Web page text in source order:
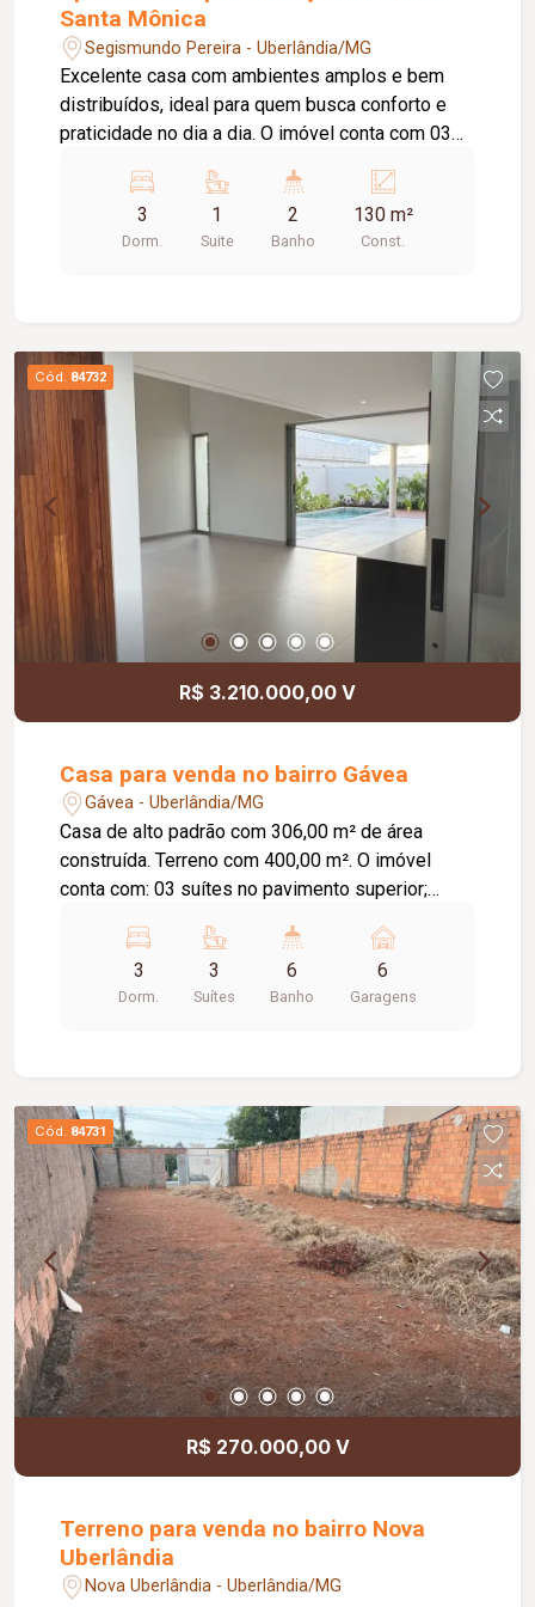
Santa Mônica
Segismundo Pereira - Uberlândia/MG
Excelente casa com ambientes amplos e bem
distribuídos, ideal para quem busca conforto e
praticidade no dia a dia. O imóvel conta com 03
ambientes, 01 cozinha com armário sob a pia, 01
área de serviço, 01 banheiro social com armário
sob a pia e 01 vaga de garagem. Uma excelente
3
Dorm.
1
Suite
2
Banho
130 m²
Const.
Cód. 84732
R$ 3.210.000,00 V
Casa para venda no bairro Gávea
Gávea - Uberlândia/MG
Casa de alto padrão com 306,00 m² de área
construída. Terreno com 400,00 m². O imóvel
conta com: 03 suítes no pavimento superior;
privativo; 06 banheiros, sendo 03 nas suítes e 03
no pavimento térreo; Sala ampla com ambientes
integrados; Área gourmet espaçosa; Piscina com
Jardins automatizados; Paisagismo completo;
Zenital em blindex com abertura automática;
Portas e janelas automatizadas; Sistema de
energia fotovoltaica; Projeto luminotécnico
interno e externo; Ambientes amplos, integrados
e planejados para proporcionar conforto,
privacidade e funcionalidade.
3
Dorm.
3
Suítes
6
Banho
6
Garagens
Cód. 84731
R$ 270.000,00 V
Terreno para venda no bairro Nova
Uberlândia
Nova Uberlândia - Uberlândia/MG